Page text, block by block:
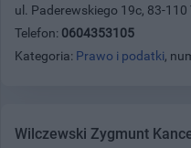
ul. Paderewskiego 19c, 83-110
Telefon: 0604353105
Kategoria: Prawo i podatki,
Wilczewski Zygmunt